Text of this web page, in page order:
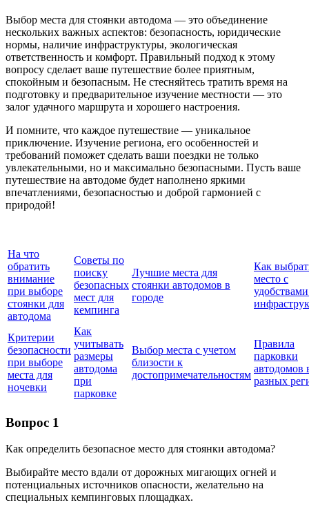
Выбор места для стоянки автодома — это объединение
нескольких важных аспектов: безопасность, юридические
нормы, наличие инфраструктуры, экологическая
ответственность и комфорт. Правильный подход к этому
вопросу сделает ваше путешествие более приятным,
спокойным и безопасным. Не стесняйтесь тратить время на
подготовку и предварительное изучение местности — это
залог удачного маршрута и хорошего настроения.
И помните, что каждое путешествие — уникальное
приключение. Изучение региона, его особенностей и
требований поможет сделать ваши поездки не только
увлекательными, но и максимально безопасными. Пусть ваше
путешествие на автодоме будет наполнено яркими
впечатлениями, безопасностью и доброй гармонией с
природой!
На что
обратить
внимание
при выборе
стоянки для
автодома
Советы по
поиску
безопасных
мест для
кемпинга
Лучшие места для
стоянки автодомов в
городе
Как
место с
Критерии
безопасности
при выборе
места для
ночевки
Как
учитывать
размеры
автодома
при
парковке
Выбор места с учетом
близости к
достопримечательностям
Правила
парковки
автодомов
разных
Вопрос 1
Как определить безопасное место для стоянки автодома?
Выбирайте место вдали от дорожных мигающих огней и
потенциальных источников опасности, желательно на
специальных кемпинговых площадках.